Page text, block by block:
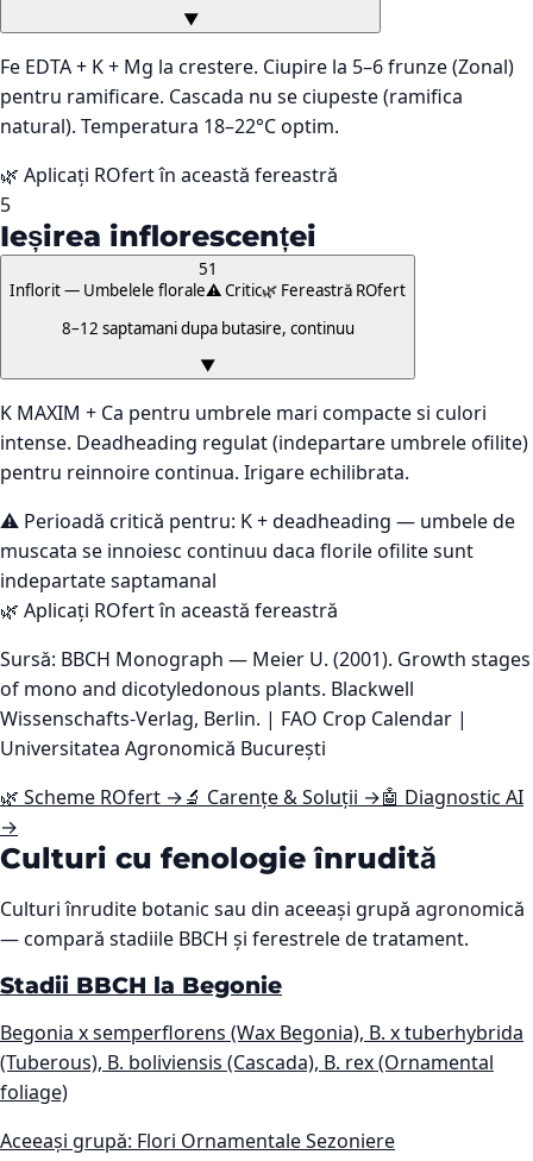
▼
Fe EDTA + K + Mg la crestere. Ciupire la 5–6 frunze (Zonal)
pentru ramificare. Cascada nu se ciupeste (ramifica
natural). Temperatura 18–22°C optim.
🌿 Aplicați ROfert în această fereastră
5
Ieșirea inflorescenței
51
Inflorit — Umbelele florale⚠️ Critic🌿 Fereastră ROfert
8–12 saptamani dupa butasire, continuu
▼
K MAXIM + Ca pentru umbrele mari compacte si culori
intense. Deadheading regulat (indepartare umbrele ofilite)
pentru reinnoire continua. Irigare echilibrata.
⚠️ Perioadă critică pentru: K + deadheading — umbele de
muscata se innoiesc continuu daca florile ofilite sunt
indepartate saptamanal
🌿 Aplicați ROfert în această fereastră
Sursă: BBCH Monograph — Meier U. (2001). Growth stages
of mono and dicotyledonous plants. Blackwell
Wissenschafts-Verlag, Berlin. | FAO Crop Calendar |
Universitatea Agronomică București
🌿 Scheme ROfert →🔬 Carențe & Soluții →🤖 Diagnostic AI
→
Culturi cu fenologie înrudită
Culturi înrudite botanic sau din aceeași grupă agronomică
— compară stadiile BBCH și ferestrele de tratament.
Stadii BBCH la Begonie
Begonia x semperflorens (Wax Begonia), B. x tuberhybrida
(Tuberous), B. boliviensis (Cascada), B. rex (Ornamental
foliage)
Aceeași grupă: Flori Ornamentale Sezoniere